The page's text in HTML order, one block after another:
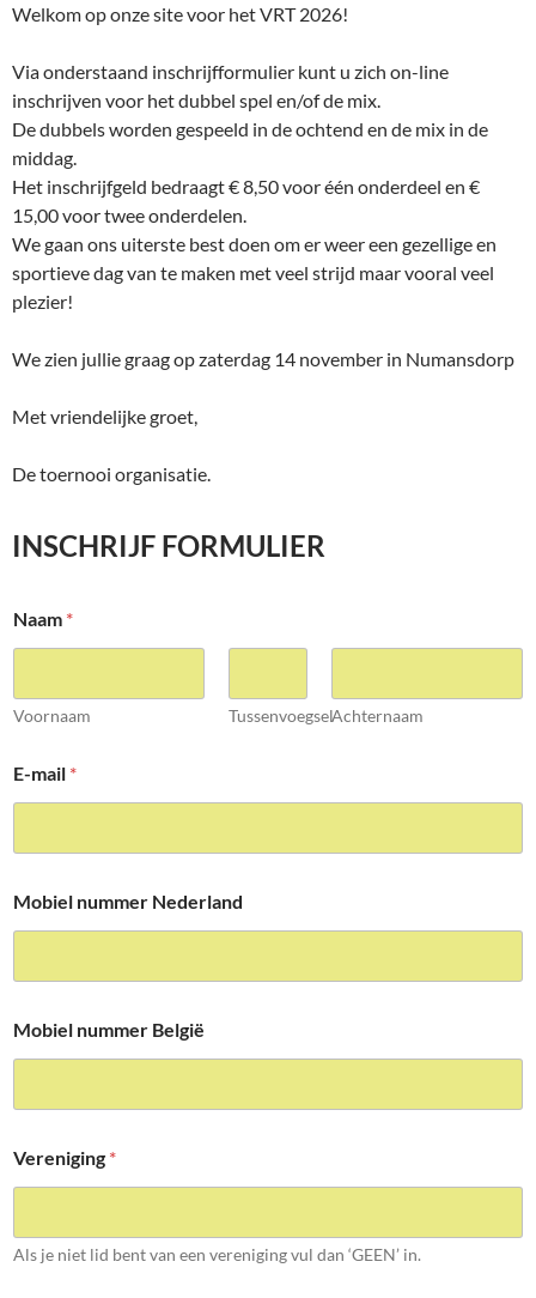
Welkom op onze site voor het VRT 2026!
Via onderstaand inschrijfformulier kunt u zich on-line
inschrijven voor het dubbel spel en/of de mix.
De dubbels worden gespeeld in de ochtend en de mix in de
middag.
Het inschrijfgeld bedraagt € 8,50 voor één onderdeel en €
15,00 voor twee onderdelen.
We gaan ons uiterste best doen om er weer een gezellige en
sportieve dag van te maken met veel strijd maar vooral veel
plezier!
We zien jullie graag op zaterdag 14 november in Numansdorp
Met vriendelijke groet,
De toernooi organisatie.
INSCHRIJF FORMULIER
Naam *
Voornaam TussenvoegselAchternaam
E-mail *
Mobiel nummer Nederland
Mobiel nummer België
Vereniging *
Als je niet lid bent van een vereniging vul dan ‘GEEN’ in.